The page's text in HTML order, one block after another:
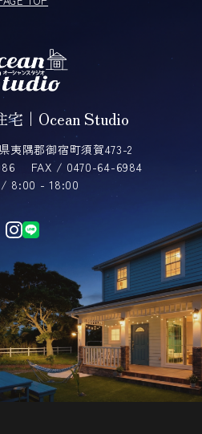
宅｜Ocean Studio
夷隅郡御宿町須賀473-2
FAX / 0470-64-6984
/ 8:00 - 18:00